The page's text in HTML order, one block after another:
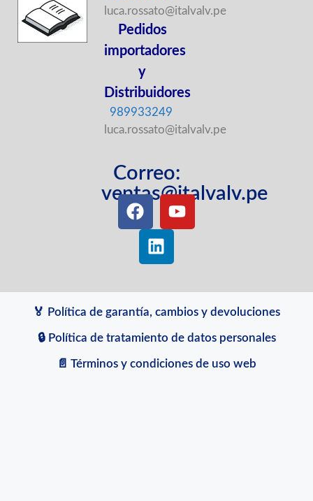
luca.rossato@italvalv.pe
Pedidos
importadores
y
Distribuidores
989933249
luca.rossato@italvalv.pe
Correo:
ventas@italvalv.pe
🏅 Política de garantía, cambios y devoluciones
🔒 Política de tratamiento de datos personales
📄 Términos y condiciones de uso web